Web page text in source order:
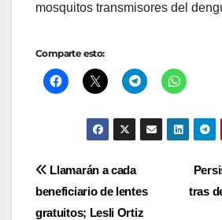
mosquitos transmisores del
Comparte esto:
Navegación
de
tras
Llamarán a cada
beneficiario de lentes
gratuitos; Lesli Ortiz